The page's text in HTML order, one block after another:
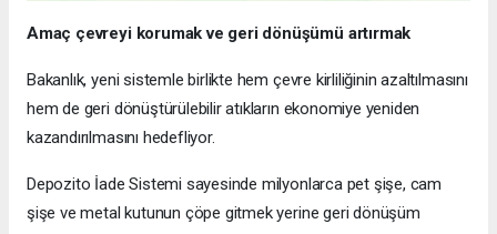
Amaç çevreyi korumak ve geri dönüşümü artırmak
Bakanlık, yeni sistemle birlikte hem çevre kirliliğinin azaltılmasını
hem de geri dönüştürülebilir atıkların ekonomiye yeniden
kazandırılmasını hedefliyor.
Depozito İade Sistemi sayesinde milyonlarca pet şişe, cam
şişe ve metal kutunun çöpe gitmek yerine geri dönüşüm